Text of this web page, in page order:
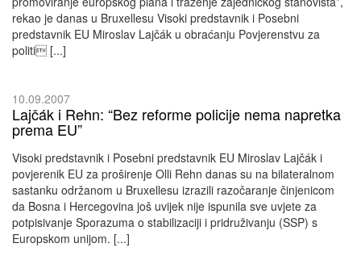
rekao je danas u Bruxellesu Visoki predstavnik i Posebni
predstavnik EU Miroslav Lajčák u obraćanju Povjerenstvu za
politi [...]
10.09.2007
Lajčák i Rehn: “Bez reforme policije nema napretka
prema EU”
Visoki predstavnik i Posebni predstavnik EU Miroslav Lajčák i
povjerenik EU za proširenje Olli Rehn danas su na bilateralnom
sastanku održanom u Bruxellesu izrazili razočaranje činjenicom
da Bosna i Hercegovina još uvijek nije ispunila sve uvjete za
potpisivanje Sporazuma o stabilizaciji i pridruživanju (SSP) s
Europskom unijom. [...]